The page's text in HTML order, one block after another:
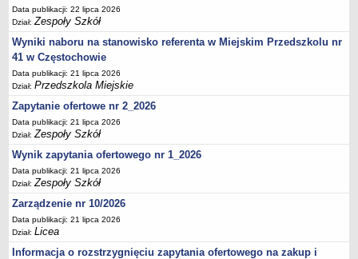
Data publikacji: 22 lipca 2026
Dział:Zespoły Szkół
Wyniki naboru na stanowisko referenta w Miejskim Przedszkolu nr
41 w Częstochowie
Data publikacji: 21 lipca 2026
Dział:Przedszkola Miejskie
Zapytanie ofertowe nr 2_2026
Data publikacji: 21 lipca 2026
Dział:Zespoły Szkół
Wynik zapytania ofertowego nr 1_2026
Data publikacji: 21 lipca 2026
Dział:Zespoły Szkół
Zarządzenie nr 10/2026
Data publikacji: 21 lipca 2026
Dział:Licea
Informacja o rozstrzygnięciu zapytania ofertowego na zakup i